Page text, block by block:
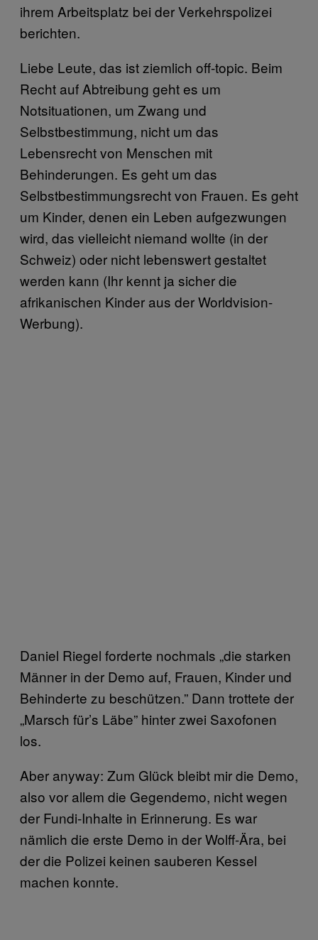
ihrem Arbeitsplatz bei der Verkehrspolizei
berichten.
Liebe Leute, das ist ziemlich off-topic. Beim
Recht auf Abtreibung geht es um
Notsituationen, um Zwang und
Selbstbestimmung, nicht um das
Lebensrecht von Menschen mit
Behinderungen. Es geht um das
Selbstbestimmungsrecht von Frauen. Es geht
um Kinder, denen ein Leben aufgezwungen
wird, das vielleicht niemand wollte (in der
Schweiz) oder nicht lebenswert gestaltet
werden kann (Ihr kennt ja sicher die
afrikanischen Kinder aus der Worldvision-
Werbung).
Daniel Riegel forderte nochmals „die starken
Männer in der Demo auf, Frauen, Kinder und
Behinderte zu beschützen.” Dann trottete der
„Marsch für’s Läbe” hinter zwei Saxofonen
los.
Aber anyway: Zum Glück bleibt mir die Demo,
also vor allem die Gegendemo, nicht wegen
der Fundi-Inhalte in Erinnerung. Es war
nämlich die erste Demo in der Wolff-Ära, bei
der die Polizei keinen sauberen Kessel
machen konnte.